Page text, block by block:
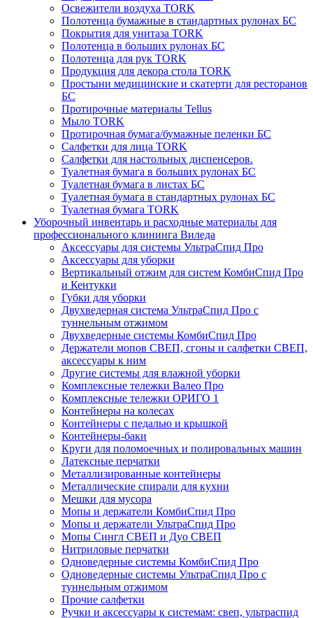
Освежители воздуха TORK
Полотенца бумажные в стандартных рулонах БС
Покрытия для унитаза TORK
Полотенца в больших рулонах БС
Полотенца для рук TORK
Продукция для декора стола TORK
Простыни медицинские и скатерти для ресторанов
БС
Протирочные материалы Tellus
Мыло TORK
Протирочная бумага/бумажные пеленки БС
Салфетки для лица TORK
Салфетки для настольных диспенсеров.
Туалетная бумага в больших рулонах БС
Туалетная бумага в листах БС
Туалетная бумага в стандартных рулонах БС
Туалетная бумага TORK
Уборочный инвентарь и расходные материалы для
профессионального клининга Виледа
Аксессуары для системы УльтраСпид Про
Аксессуары для уборки
Вертикальный отжим для систем КомбиСпид Про
и Кентукки
Губки для уборки
Двухведерная система УльтраСпид Про с
туннельным отжимом
Двухведерные системы КомбиСпид Про
Держатели мопов СВЕП, сгоны и салфетки СВЕП,
аксессуары к ним
Другие системы для влажной уборки
Комплексные тележки Валео Про
Комплексные тележки ОРИГО 1
Контейнеры на колесах
Контейнеры с педалью и крышкой
Контейнеры-баки
Круги для поломоечных и полировальных машин
Латексные перчатки
Металлизированные контейнеры
Металлические спирали для кухни
Мешки для мусора
Мопы и держатели КомбиСпид Про
Мопы и держатели УльтраСпид Про
Мопы Сингл СВЕП и Дуо СВЕП
Нитриловые перчатки
Одноведерные системы КомбиСпид Про
Одноведерные системы УльтраСпид Про с
туннельным отжимом
Прочие салфетки
Ручки и аксессуары к системам: свеп, ультраспид